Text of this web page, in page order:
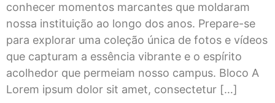
conhecer momentos marcantes que moldaram
nossa instituição ao longo dos anos. Prepare-se
para explorar uma coleção única de fotos e vídeos
que capturam a essência vibrante e o espírito
acolhedor que permeiam nosso campus. Bloco A
Lorem ipsum dolor sit amet, consectetur […]